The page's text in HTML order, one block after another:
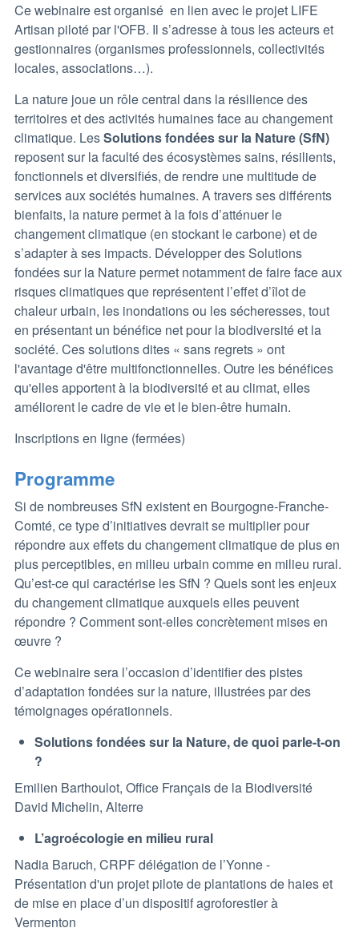
Ce webinaire est organisé en lien avec le projet LIFE
Artisan piloté par l'OFB. Il s’adresse à tous les acteurs et
gestionnaires (organismes professionnels, collectivités
locales, associations…).
La nature joue un rôle central dans la résilience des
territoires et des activités humaines face au changement
climatique. LesSolutions fondées sur la Nature (SfN)
reposent sur la faculté des écosystèmes sains, résilients,
fonctionnels et diversifiés, de rendre une multitude de
services aux sociétés humaines. A travers ses différents
bienfaits, la nature permet à la fois d’atténuer le
changement climatique (en stockant le carbone) et de
s’adapter à ses impacts. Développer des Solutions
fondées sur la Nature permet notamment de faire face aux
risques climatiques que représentent l’effet d’îlot de
chaleur urbain, les inondations ou les sécheresses, tout
en présentant un bénéfice net pour la biodiversité et la
société. Ces solutions dites « sans regrets » ont
l'avantage d'être multifonctionnelles. Outre les bénéfices
qu'elles apportent à la biodiversité et au climat, elles
améliorent le cadre de vie et le bien-être humain.
Inscriptions en ligne(fermées)
Programme
Si de nombreuses SfN existent en Bourgogne-Franche-
Comté, ce type d’initiatives devrait se multiplier pour
répondre aux effets du changement climatique de plus en
plus perceptibles, en milieu urbain comme en milieu rural.
Qu’est-ce qui caractérise les SfN ? Quels sont les enjeux
du changement climatique auxquels elles peuvent
répondre ? Comment sont-elles concrètement mises en
œuvre ?
Ce webinaire sera l’occasion d’identifier des pistes
d’adaptation fondées sur la nature, illustrées par des
témoignages opérationnels.
Solutions fondées sur la Nature, de quoi parle-t-on
?
Emilien Barthoulot, Office Français de la Biodiversité
David Michelin, Alterre
L’agroécologie en milieu rural
Nadia Baruch, CRPF délégation de l’Yonne -
Présentation d'un projet pilote de plantations de haies et
de mise en place d’un dispositif agroforestier à
Vermenton